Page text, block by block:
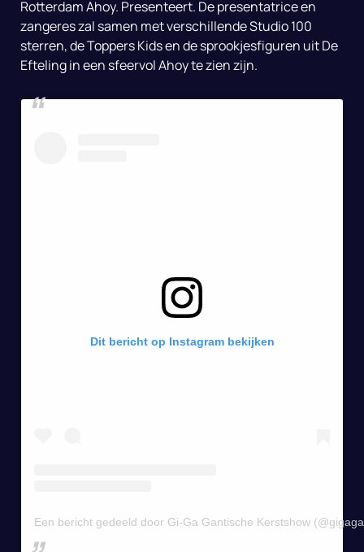
Rotterdam Ahoy. Presenteert. De presentatrice en
zangeres zal samen met verschillende Studio 100
sterren, de Toppers Kids en de sprookjesfiguren uit De
Efteling in een sfeervol Ahoy te zien zijn.
Dit bericht op Instagram bekijken
Een bericht gedeeld door Gi-Ga Gantische Kerstshow